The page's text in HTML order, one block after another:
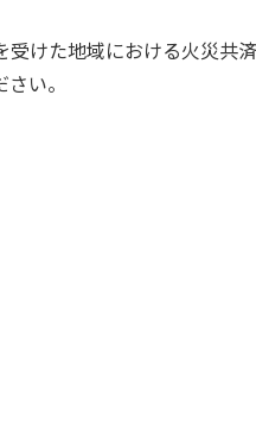
けた地域における火災
い。